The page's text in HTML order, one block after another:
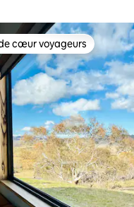
cœur voyageurs les plus
cœur voyageurs